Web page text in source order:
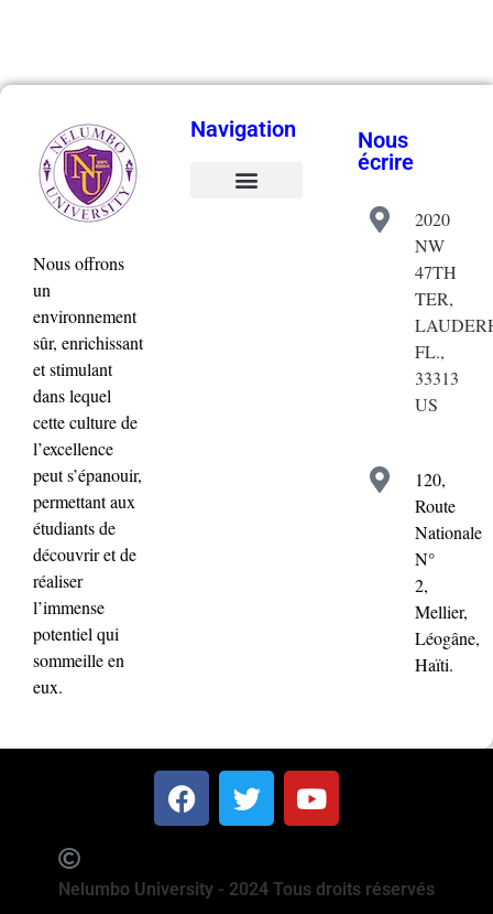
Nous offrons
un
environnement
sûr, enrichissant
et stimulant
dans lequel
cette culture de
l’excellence
peut s’épanouir,
permettant aux
étudiants de
découvrir et de
réaliser
l’immense
potentiel qui
sommeille en
eux.
Navigation
Nous
écrire
2020
NW
47TH
TER,
FL.,
33313
US
120,
Route
Nationale
N°
2,
Mellier,
Léogâne,
Haïti.
Nelumbo University - 2024 Tous droits réservés